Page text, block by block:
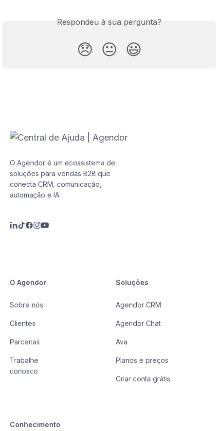
Respondeu à sua pergunta?
😞 😐 😃
O Agendor é um ecossistema de
soluções para vendas B2B que
conecta CRM, comunicação,
automação e IA.
O Agendor
Sobre nós
Clientes
Parcerias
Trabalhe
conosco
Soluções
Agendor CRM
Agendor Chat
Ava
Planos e preços
Criar conta grátis
Conhecimento